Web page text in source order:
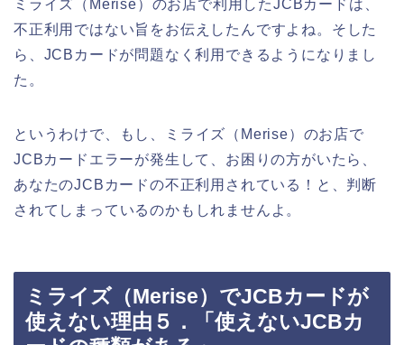
ミライズ（Merise）のお店で利用したJCBカードは、
不正利用ではない旨をお伝えしたんですよね。そした
ら、JCBカードが問題なく利用できるようになりまし
た。
というわけで、もし、ミライズ（Merise）のお店で
JCBカードエラーが発生して、お困りの方がいたら、
あなたのJCBカードの不正利用されている！と、判断
されてしまっているのかもしれませんよ。
ミライズ（Merise）でJCBカードが
使えない理由５．「使えないJCBカ